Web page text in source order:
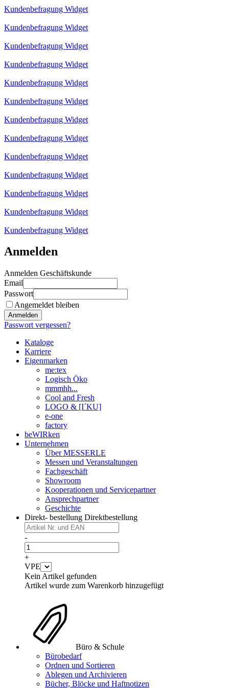
Kundenbefragung Widget
Kundenbefragung Widget
Kundenbefragung Widget
Kundenbefragung Widget
Kundenbefragung Widget
Kundenbefragung Widget
Kundenbefragung Widget
Kundenbefragung Widget
Kundenbefragung Widget
Kundenbefragung Widget
Kundenbefragung Widget
Kundenbefragung Widget
Kundenbefragung Widget
Anmelden
Anmelden Geschäftskunde
Email
Passwort
Angemeldet bleiben
Anmelden
Passwort vergessen?
Kataloge
Karriere
Eigenmarken
me:tex
Logisch Öko
mmmhh...
Cool and Fresh
LOGO & [I´KU]
e-one
factory
beWIRken
Unternehmen
Über MESSERLE
Messen und Veranstaltungen
Fachgeschäft
Showroom
Kooperationen und Servicepartner
Ansprechpartner
Geschichte
Direkt- bestellung Direktbestellung
-
+
VPE
Kein Artikel gefunden
Artikel wurde zum Warenkorb hinzugefügt
Büro & Schule
Bürobedarf
Ordnen und Sortieren
Ablegen und Archivieren
Bücher, Blöcke und Haftnotizen